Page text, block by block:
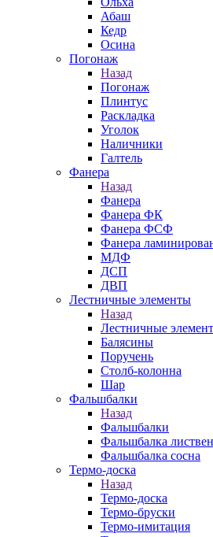
Абаш
Кедр
Осина
Погонаж
Назад
Погонаж
Плинтус
Раскладка
Уголок
Наличники
Галтель
Фанера
Назад
Фанера
Фанера ФК
Фанера ФСФ
Фанера
МДФ
ДСП
ДВП
Лестничные элементы
Назад
Лестничные
Балясины
Поручень
Столб-колонна
Шар
Фальшбалки
Назад
Фальшбалки
Фальшбалка
Фальшбалка сосна
Термо-доска
Назад
Термо-доска
Термо-бруски
Термо-имитация